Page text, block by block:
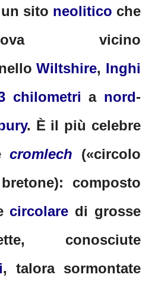
sito neolitico che
vicino
Wiltshire, Inghi
chilometri a nord-
. È il più celebre
cromlech («circolo
composto
circolare di grosse
conosciute
, talora sormontate